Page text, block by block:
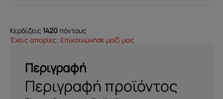
Κερδίζεις 1420 πόντους
Έχεις απορίες; Επικοινώνησε μαζί μας
Περιγραφή
Περιγραφή προϊόντος